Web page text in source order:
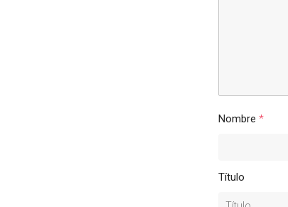
Nombre *
Título